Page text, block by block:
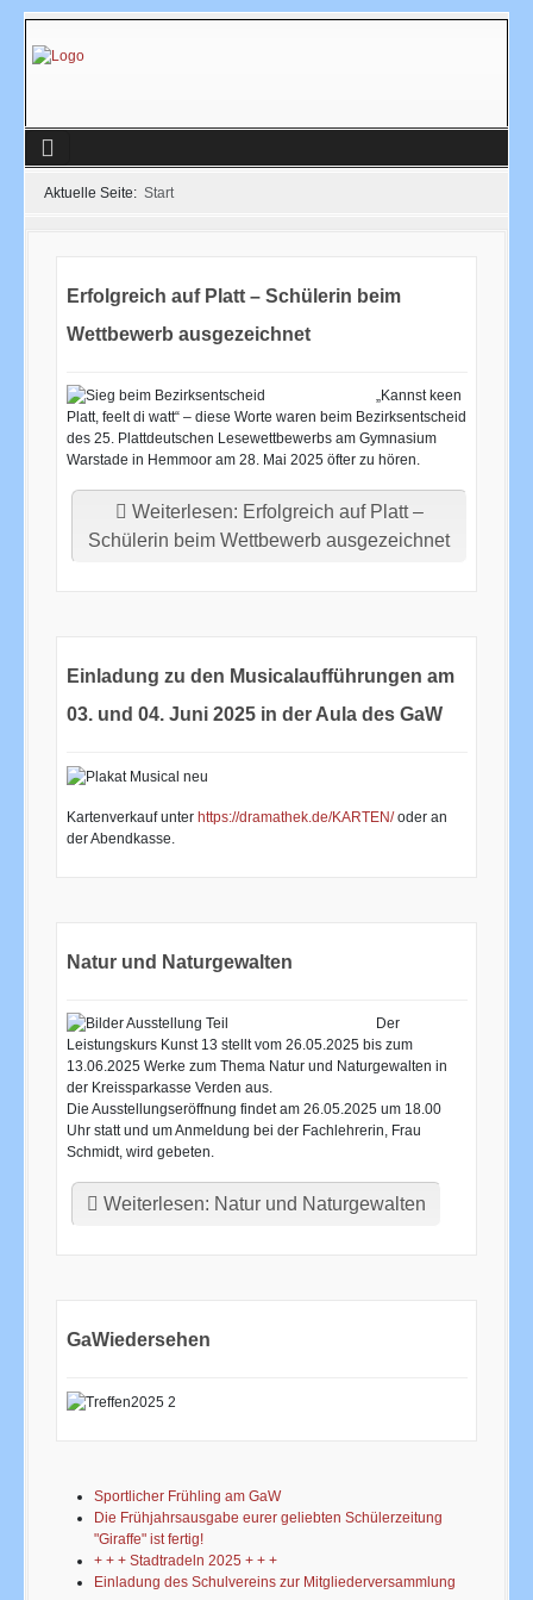
Aktuelle Seite: Start
Erfolgreich auf Platt – Schülerin beim
Wettbewerb ausgezeichnet
„Kannst keen
Platt, feelt di watt“ – diese Worte waren beim Bezirksentscheid
des 25. Plattdeutschen Lesewettbewerbs am Gymnasium
Warstade in Hemmoor am 28. Mai 2025 öfter zu hören.
Weiterlesen: Erfolgreich auf Platt –
Schülerin beim Wettbewerb ausgezeichnet
Einladung zu den Musicalaufführungen am
03. und 04. Juni 2025 in der Aula des GaW
Kartenverkauf unter https://dramathek.de/KARTEN/oder an
der Abendkasse.
Natur und Naturgewalten
Der
Leistungskurs Kunst 13 stellt vom 26.05.2025 bis zum
13.06.2025 Werke zum Thema Natur und Naturgewalten in
der Kreissparkasse Verden aus.
Die Ausstellungseröffnung findet am 26.05.2025 um 18.00
Uhr statt und um Anmeldung bei der Fachlehrerin, Frau
Schmidt, wird gebeten.
Weiterlesen: Natur und Naturgewalten
GaWiedersehen
Sportlicher Frühling am GaW
Die Frühjahrsausgabe eurer geliebten Schülerzeitung
"Giraffe" ist fertig!
+ + + Stadtradeln 2025 + + +
Einladung des Schulvereins zur Mitgliederversammlung